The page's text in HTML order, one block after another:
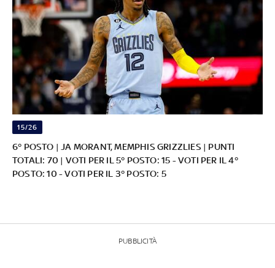
15/26
6° POSTO | JA MORANT, MEMPHIS GRIZZLIES | PUNTI
TOTALI: 70 | VOTI PER IL 5° POSTO: 15 - VOTI PER IL 4°
POSTO: 10 - VOTI PER IL 3° POSTO: 5
PUBBLICITÀ